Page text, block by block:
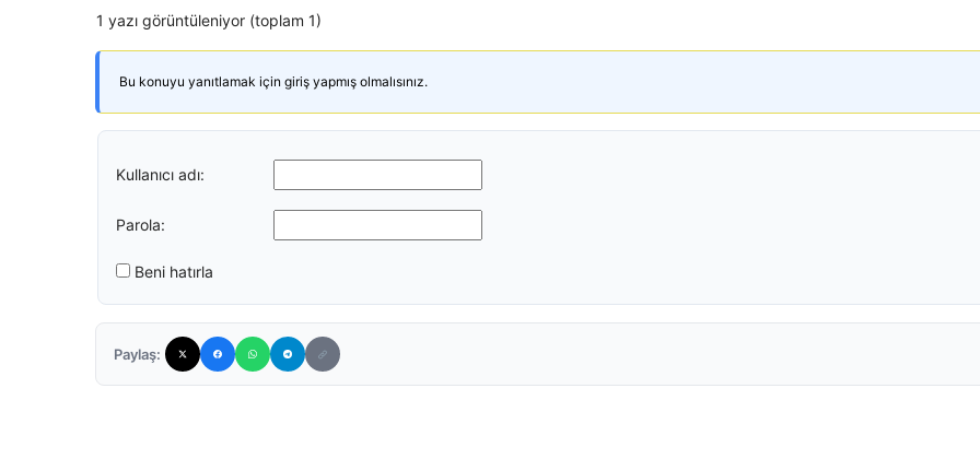
1 yazı görüntüleniyor (toplam 1)
Bu konuyu yanıtlamak için giriş yapmış olmalısınız.
Kullanıcı adı:
Parola:
Beni hatırla
Paylaş: